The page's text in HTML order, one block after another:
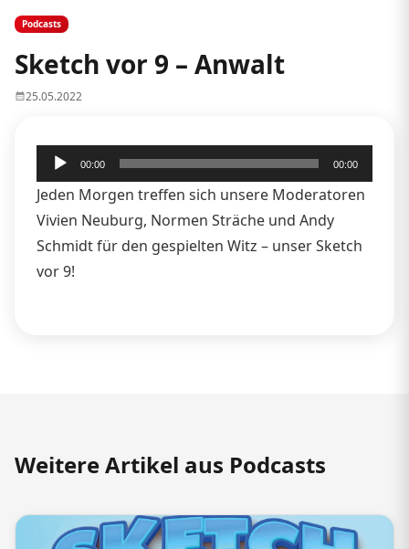
Podcasts
Sketch vor 9 – Anwalt
25.05.2022
Audio-
Player
00:00 00:00
Jeden Morgen treffen sich unsere Moderatoren
Vivien Neuburg, Normen Sträche und Andy
Schmidt für den gespielten Witz – unser Sketch
vor 9!
Weitere Artikel aus Podcasts